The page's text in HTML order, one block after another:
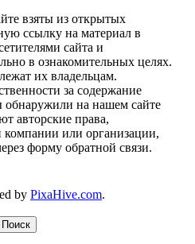
взяты из открытых
ссылку на материал в
сайта и
в ознакомительных целях.
их владельцам.
за содержание
обнаружили на нашем сайте
авторские права,
или организации,
форму обратной связи.
by PixaHive.com.